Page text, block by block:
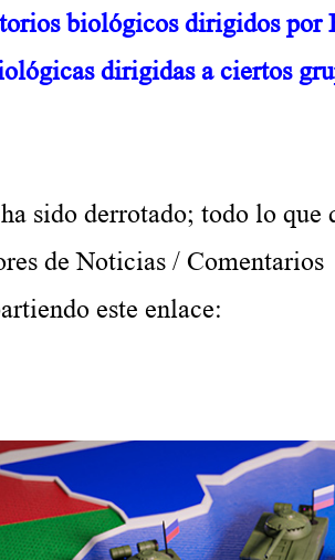
biológicos dirigidos por
dirigidas a ciertos
sido derrotado; todo lo que
de Noticias / Comentarios
este enlace: